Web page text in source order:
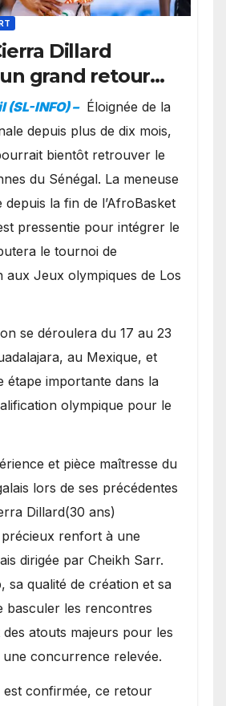
Dillard
grand retour
?
(SL-INFO) – Éloignée de la
depuis plus de dix mois,
bientôt retrouver le
du Sénégal. La meneuse
depuis la fin de l’AfroBasket
pressentie pour intégrer le
le tournoi de
aux Jeux olympiques de Los
se déroulera du 17 au 23
au Mexique, et
étape importante dans la
olympique pour le
et pièce maîtresse du
lors de ses précédentes
Dillard(30 ans)
renfort à une
dirigée par Cheikh Sarr.
sa qualité de création et sa
basculer les rencontres
atouts majeurs pour les
une concurrence relevée.
est confirmée, ce retour